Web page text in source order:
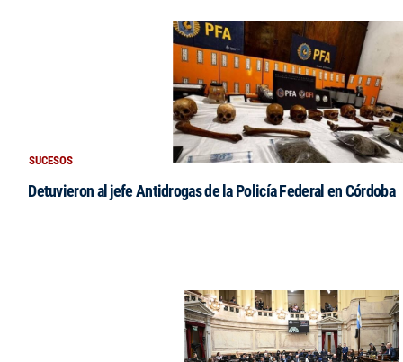
SUCESOS
Detuvieron al jefe Antidrogas de la Policía Federal en Córdoba